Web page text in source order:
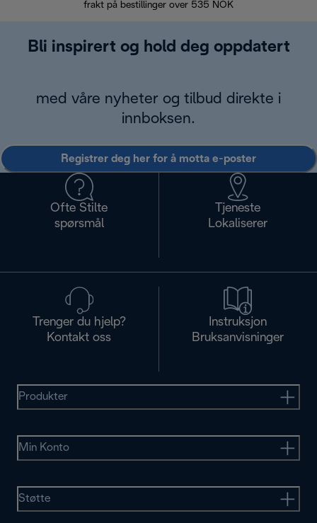
frakt på bestillinger over 535 NOK
Bli inspirert og hold deg oppdatert
med våre nyheter og tilbud direkte i
innboksen.
Registrer deg her for å motta e-poster
Ofte Stilte
spørsmål
Tjeneste
Lokaliserer
Trenger du hjelp?
Kontakt oss
Instruksjon
Bruksanvisninger
Produkter
Min Konto
Støtte